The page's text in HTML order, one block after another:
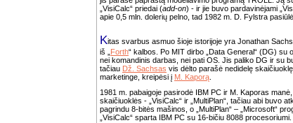
„VisiCalc“ priedai (add-on) - ir jie buvo pardavinėjami
apie 0,5 mln. dolerių pelno, tad 1982 m. D. Fylstra
Kitas svarbus asmuo šioje istorijoje yra Jonathan
iš „ Forth“ kalbos. Po MIT dirbo „Data General“ (DG)
nei komandinis darbas, nei pati OS. Jis paliko DG ir su
tačiau Dž. Sachsas vis dėlto parašė nedidelę
marketinge, kreipėsi į M. Kaporą
1981 m. pabaigoje pasirodė IBM PC ir M. Kaporas
skaičiuoklės - „VisiCalc“ ir „MultiPlan“, tačiau abi buvo
pagrindu 8-bitės mašinos, o „MultiPlan“ – „Microsoft“
„VisiCalc“ sparta IBM PC su 16-bičiu 8088 procesoriumi.